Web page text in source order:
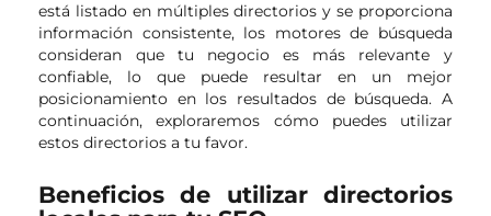
está listado en múltiples directorios y se proporciona
información consistente, los motores de búsqueda
consideran que tu negocio es más relevante y
confiable, lo que puede resultar en un mejor
posicionamiento en los resultados de búsqueda. A
continuación, exploraremos cómo puedes utilizar
estos directorios a tu favor.
Beneficios de utilizar directorios